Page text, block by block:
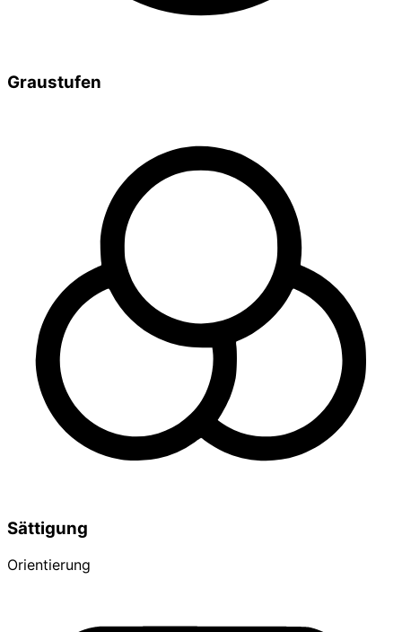
Graustufen
Sättigung
Orientierung